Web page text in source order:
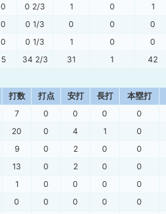
0 0 2/3 1 0 1
0 0 1/3 0 0 0
0 0 1/3 1 0 0
5 34 2/3 31 1 42
打数 打点 安打 長打 本塁打
7 0 0 0 0
20 0 4 1 0
9 0 2 0 0
13 0 2 0 0
1 0 0 0 0
0 0 0 0 0